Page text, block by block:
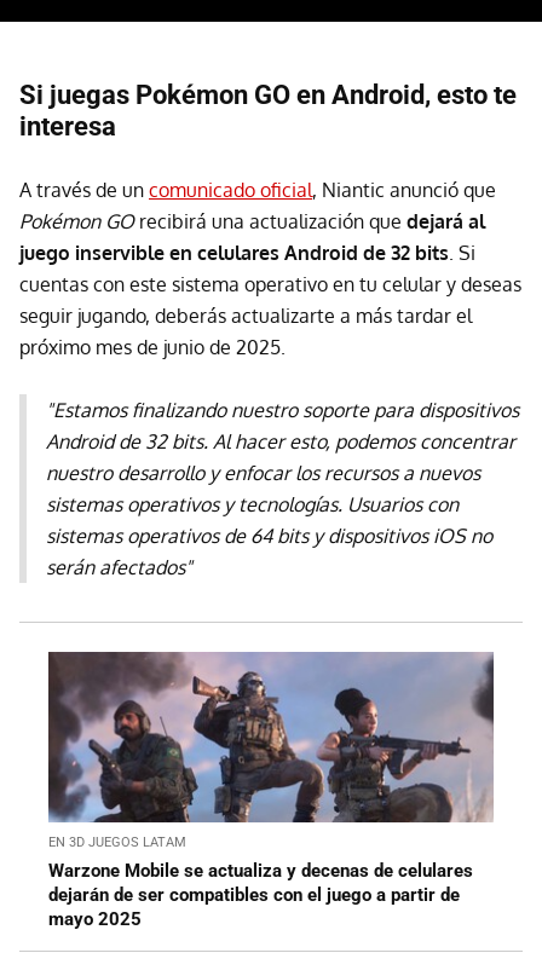
Si juegas Pokémon GO en Android, esto te
interesa
A través de un comunicado oficial, Niantic anunció que
Pokémon GOrecibirá una actualización que dejará al
juego inservible en celulares Android de 32 bits. Si
cuentas con este sistema operativo en tu celular y deseas
seguir jugando, deberás actualizarte a más tardar el
próximo mes de junio de 2025.
"Estamos finalizando nuestro soporte para dispositivos
Android de 32 bits. Al hacer esto, podemos concentrar
nuestro desarrollo y enfocar los recursos a nuevos
sistemas operativos y tecnologías. Usuarios con
sistemas operativos de 64 bits y dispositivos iOS no
serán afectados"
EN 3D JUEGOS LATAM
Warzone Mobile se actualiza y decenas de celulares
dejarán de ser compatibles con el juego a partir de
mayo 2025